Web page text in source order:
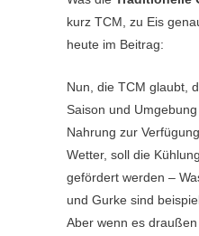
kurz TCM, zu Eis
heute im Beitrag:
Nun, die TCM glaubt,
Saison und
Nahrung zur
Wetter, soll die
gefördert werden –
und Gurke sind
Aber wenn es